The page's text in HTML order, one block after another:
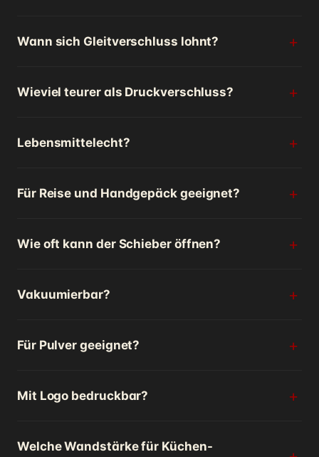
Wann sich Gleitverschluss lohnt?
Wieviel teurer als Druckverschluss?
Lebensmittelecht?
Für Reise und Handgepäck geeignet?
Wie oft kann der Schieber öffnen?
Vakuumierbar?
Für Pulver geeignet?
Mit Logo bedruckbar?
Welche Wandstärke für Küchen-